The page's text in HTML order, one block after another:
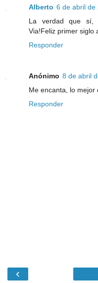
Alberto 6 de abril de
La verdad que sí,
Via!Feliz primer siglo
Responder
Anónimo 8 de abril
Me encanta, lo mejor
Responder
‹